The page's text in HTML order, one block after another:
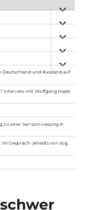
anzeigen
anzeigen
anzeigen
anzeigen
anzeigen
und Russland auf
Interview mit Wolfgang Hajek
zu einer Sarrazin-Lesung in
Gespräch- jenseits von sog.